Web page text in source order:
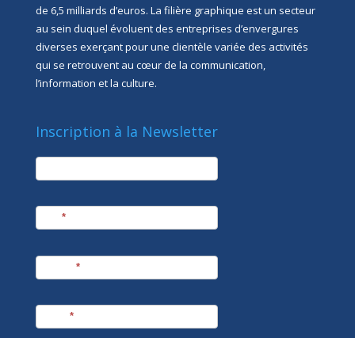
de 6,5 milliards d’euros. La filière graphique est un secteur
au sein duquel évoluent des entreprises d’envergures
diverses exerçant pour une clientèle variée des activités
qui se retrouvent au cœur de la communication,
l’information et la culture.
Inscription à la Newsletter
newsletter
*
*
*